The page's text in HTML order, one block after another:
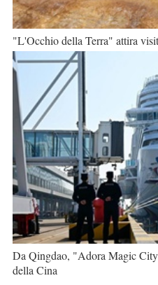
"L'Occhio della Terra" attira
Da Qingdao, "Adora Magic
della Cina